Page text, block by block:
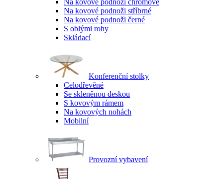
Na kovové podnoži chromové
Na kovové podnoži stříbrné
Na kovové podnoži černé
S oblými rohy
Skládací
Konferenční stolky
Celodřevěné
Se skleněnou deskou
S kovovým rámem
Na kovových nohách
Mobilní
Provozní vybavení